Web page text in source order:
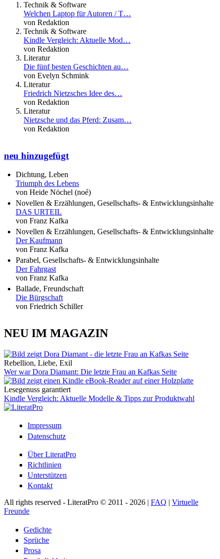
Technik & Software
Welchen Laptop für Autoren / T…
von Redaktion
Technik & Software
Kindle Vergleich: Aktuelle Mod…
von Redaktion
Literatur
Die fünf besten Geschichten au…
von Evelyn Schmink
Literatur
Friedrich Nietzsches Idee des…
von Redaktion
Literatur
Nietzsche und das Pferd: Zusam…
von Redaktion
neu hinzugefügt
Dichtung, Leben
Triumph des Lebens
von Heide Nöchel (noé)
Novellen & Erzählungen, Gesellschafts- & Entwicklungsinhalte
DAS URTEIL
von Franz Kafka
Novellen & Erzählungen, Gesellschafts- & Entwicklungsinhalte
Der Kaufmann
von Franz Kafka
Parabel, Gesellschafts- & Entwicklungsinhalte
Der Fahrgast
von Franz Kafka
Ballade, Freundschaft
Die Bürgschaft
von Friedrich Schiller
NEU IM MAGAZIN
Rebellion, Liebe, Exil
Wer war Dora Diamant: Die letzte Frau an Kafkas Seite
Lesegenuss garantiert
Kindle Vergleich: Aktuelle Modelle & Tipps zur Produktwahl
Impressum
Datenschutz
Über LiteratPro
Richtlinien
Unterstützen
Kontakt
All rights reserved - LiteratPro © 2011 - 2026 | FAQ | Virtuelle
Freunde
Gedichte
Sprüche
Prosa